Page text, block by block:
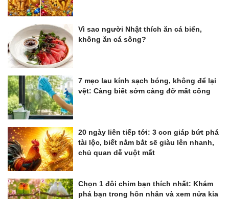
Vì sao người Nhật thích ăn cá biển,
không ăn cá sông?
7 mẹo lau kính sạch bóng, không để lại
vệt: Càng biết sớm càng đỡ mất công
20 ngày liên tiếp tới: 3 con giáp bứt phá
tài lộc, biết nắm bắt sẽ giàu lên nhanh,
chủ quan dễ vuột mất
Chọn 1 đôi chim bạn thích nhất: Khám
phá bạn trong hôn nhân và xem nửa kia